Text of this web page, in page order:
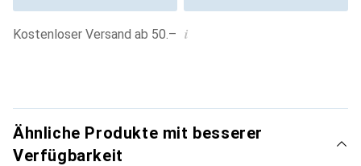
Kostenloser Versand ab 50.– i
Ähnliche Produkte mit besserer
Verfügbarkeit